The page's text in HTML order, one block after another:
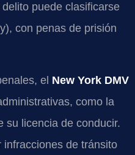
puede clasificarse
con penas de prisión
el New York DMV
como la
su licencia de conducir.
de tránsito